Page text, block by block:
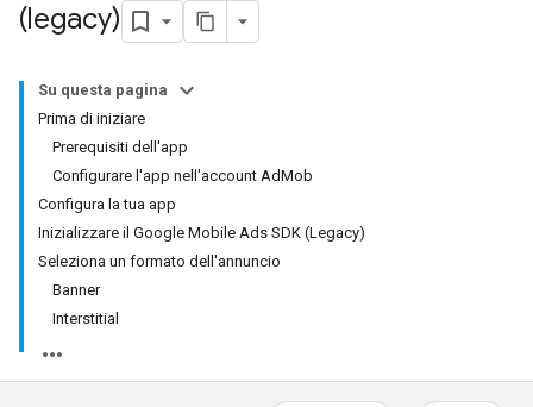
(legacy)
Su questa pagina
Prima di iniziare
Prerequisiti dell'app
Configurare l'app nell'account AdMob
Configura la tua app
Inizializzare il Google Mobile Ads SDK (Legacy)
Seleziona un formato dell'annuncio
Banner
Interstitial